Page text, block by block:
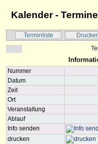
Kalender -
Terminliste
Nummer
Datum
Zeit
Ort
Veranstaltung
Ablauf
Info senden
drucken